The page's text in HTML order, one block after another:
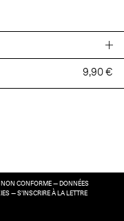
9,90 €
NON CONFORME— DONNÉES
— S’INSCRIRE À LA LETTRE